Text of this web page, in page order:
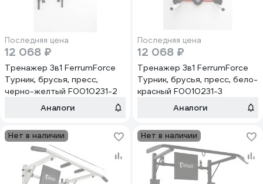
Последняя цена
12 068 ₽
Тренажер 3в1 FerrumForce
Турник, брусья, пресс,
черно-желтый F0010231-2
Аналоги
Последняя цена
12 068 ₽
Тренажер 3в1 FerrumForce
Турник, брусья, пресс, бело-
красный F0010231-3
Аналоги
Нет в наличии Нет в наличии